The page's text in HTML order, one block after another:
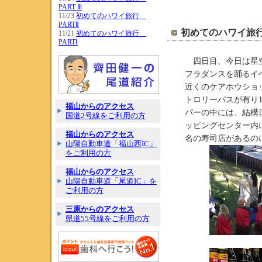
PART Ⅲ
11/23 初めてのハワイ旅行
PARTⅡ
11/21 初めてのハワイ旅行
PARTⅠ
福山からのアクセス
国道2号線をご利用の方
福山からのアクセス
山陽自動車道「福山西IC」
をご利用の方
福山からのアクセス
山陽自動車道「尾道IC」を
ご利用の方
三原からのアクセス
県道55号線をご利用の方
初めてのハワイ
四日目、今日は星
フラダンスを踊るイ
近くのケアホウショ
トロリーバスが有
パーの中には、結構
ッピングセンター内
名の寿司店があるの